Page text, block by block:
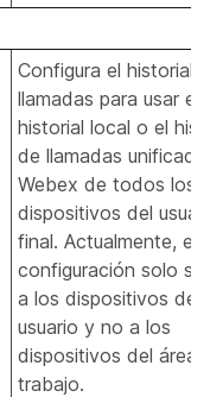
Configura el historial
llamadas para usar el
historial local o el
de llamadas unificado
Webex de todos los
dispositivos del
final. Actualmente,
configuración solo se
a los dispositivos de
usuario y no a los
dispositivos del área
trabajo.